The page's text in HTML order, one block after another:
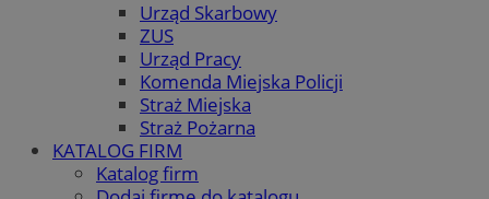
Urząd Skarbowy
ZUS
Urząd Pracy
Komenda Miejska Policji
Straż Miejska
Straż Pożarna
KATALOG FIRM
Katalog firm